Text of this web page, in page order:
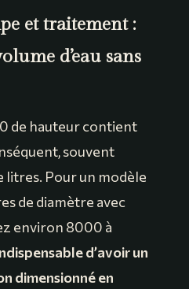
et traitement :
d’eau sans
de hauteur contient
souvent
litres. Pour un modèle
de diamètre avec
environ 8000 à
d’avoir un
dimensionné en